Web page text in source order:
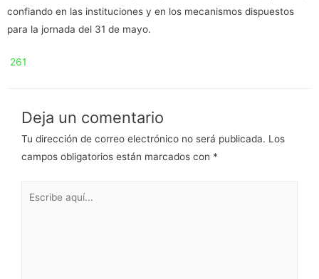
confiando en las instituciones y en los mecanismos dispuestos
para la jornada del 31 de mayo.
261
Deja un comentario
Tu dirección de correo electrónico no será publicada. Los
campos obligatorios están marcados con *